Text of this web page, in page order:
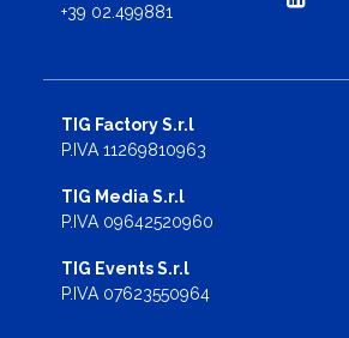
+39 02.499881
TIG Factory S.r.l
P.IVA 11269810963
TIG Media S.r.l
P.IVA 09642520960
TIG Events S.r.l
P.IVA 07623550964